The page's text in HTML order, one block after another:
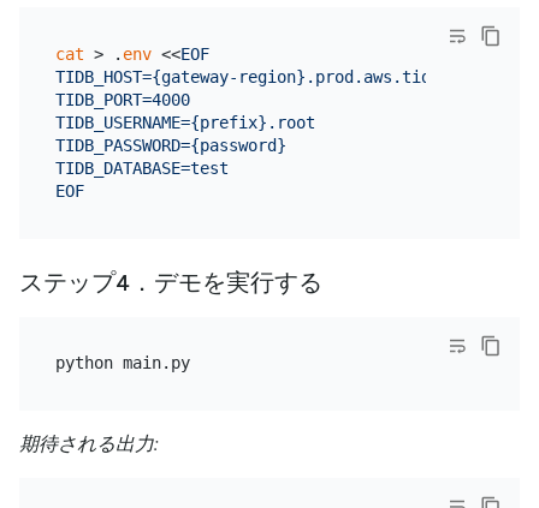
cat > . env <<EOF
TIDB_HOST={gateway-region}.prod.aws.tidbcloud.com
TIDB_PORT=4000
TIDB_USERNAME={prefix}.root
TIDB_PASSWORD={password}
TIDB_DATABASE=test
EOF
ステップ4．デモを実行する
python main.py
期待される出力: